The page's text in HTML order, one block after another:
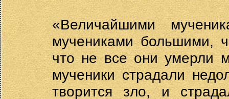
«Величайшими
мучениками большими,
что не все они умерли
мученики страдали
творится зло, и